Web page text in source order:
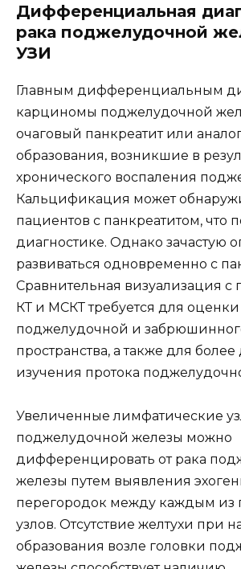
Дифференциальная
рака поджелудочной
УЗИ
Главным дифференциальным
карциномы поджелудочной
очаговый панкреатит или
образования, возникшие в
хронического воспаления
Кальцификация может
пациентов с панкреатитом, что
диагностике. Однако зачастую
развиваться одновременно с
Сравнительная визуализация
КТ и МСКТ требуется для оценки
поджелудочной и
пространства, а также для более
изучения протока
Увеличенные лимфатические
поджелудочной железы можно
дифференцировать от рака
железы путем выявления
перегородок между каждым из
узлов. Отсутствие желтухи при
образования возле головки